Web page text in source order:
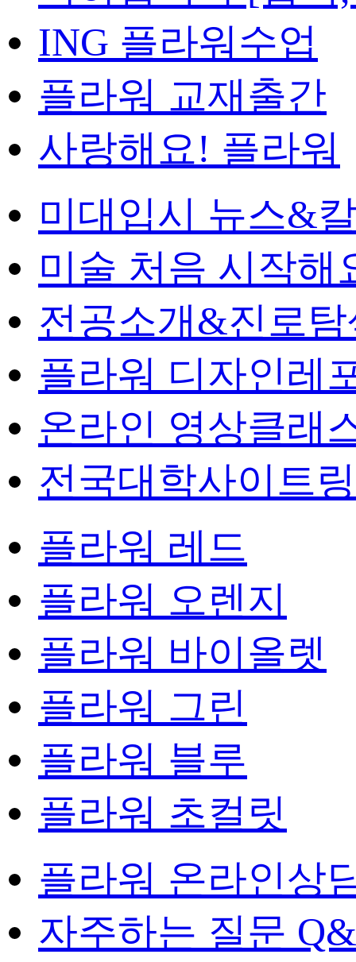
ING 플라워수업
플라워 교재출간
사랑해요! 플라워
미대입시 뉴스&
미술 처음 시작해
전공소개&진로
플라워 디자인레
온라인 영상클래
전국대학사이트
플라워 레드
플라워 오렌지
플라워 바이올렛
플라워 그린
플라워 블루
플라워 초컬릿
플라워 온라인상
자주하는 질문